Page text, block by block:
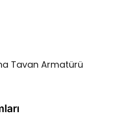
Tavan Armatürü